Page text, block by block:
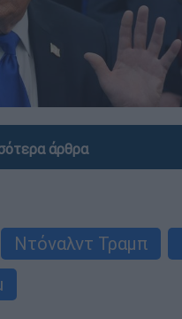
άρθρα
Ντόναλντ Τραμπ